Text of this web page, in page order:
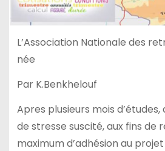
L’Association Nationale des
née
Par K.Benkhelouf
Apres plusieurs mois
de stresse suscité, aux fins de
maximum d’adhésion au